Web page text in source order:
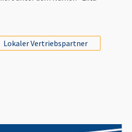
Lokaler Vertriebspartner